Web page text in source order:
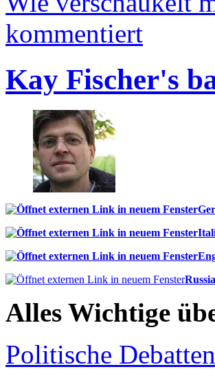
kommentiert
Kay Fischer's
Alles Wichtige
Politische